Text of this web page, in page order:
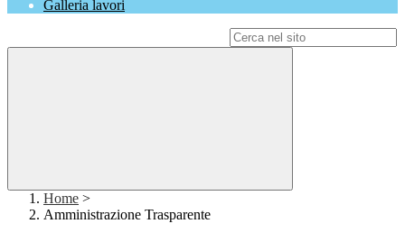
Galleria lavori
Home >
Amministrazione Trasparente